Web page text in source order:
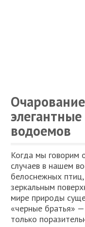
водоемов
Когда мы говорим
случаев в нашем
белоснежных
зеркальным
мире природы
«черные братья»
только